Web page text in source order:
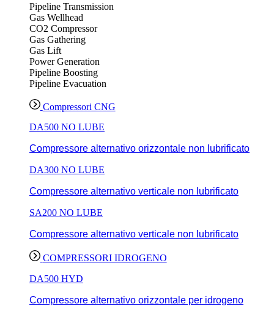
Pipeline Transmission
Gas Wellhead
CO2 Compressor
Gas Gathering
Gas Lift
Power Generation
Pipeline Boosting
Pipeline Evacuation
Compressori CNG
DA500 NO LUBE
Compressore alternativo orizzontale non lubrificato
DA300 NO LUBE
Compressore alternativo verticale non lubrificato
SA200 NO LUBE
Compressore alternativo verticale non lubrificato
COMPRESSORI IDROGENO
DA500 HYD
Compressore alternativo orizzontale per idrogeno